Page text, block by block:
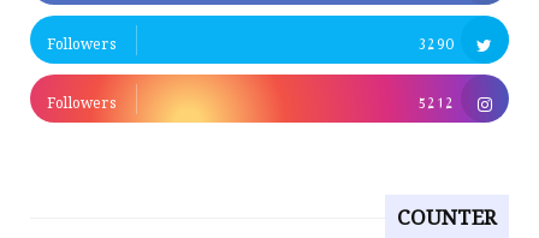
3290
Followers
5212
Followers
COUNTER